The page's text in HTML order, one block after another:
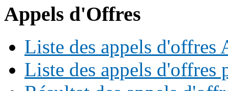
Appels d'Offres
Liste des appels d'offres
Liste des appels d'offres